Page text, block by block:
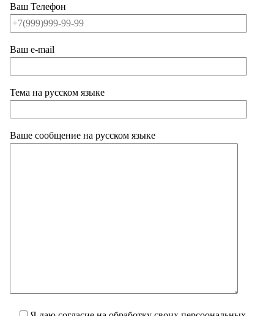
Ваш Телефон
Ваш e-mail
Тема на русском языке
Ваше сообщение на русском языке